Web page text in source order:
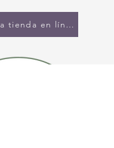
Volver a la tienda en línea